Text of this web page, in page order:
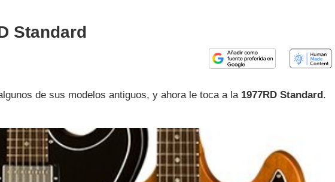
Standard
de sus modelos antiguos, y ahora le toca a la 1977RD Standard.